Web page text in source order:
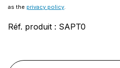
as the privacy policy
Réf. produit : SAPT0